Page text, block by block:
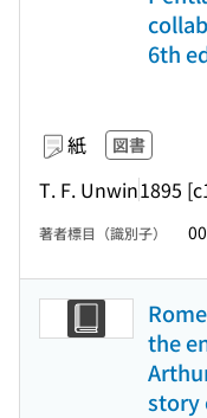
6th
紙 図書
T. F. Unwin1895
著者標目（識別子）
the
story